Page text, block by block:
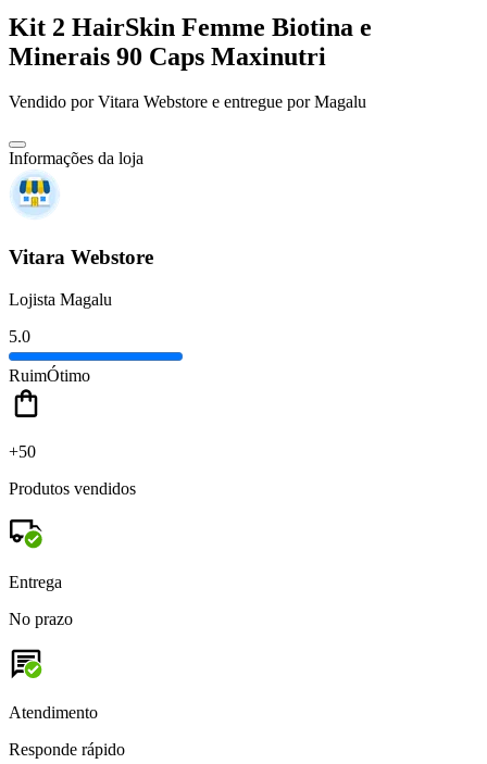
Kit 2 HairSkin Femme Biotina e
Minerais 90 Caps Maxinutri
Vendido porVitara Webstore e entregue por Magalu
Informações da loja
Vitara Webstore
Lojista Magalu
5.0
RuimÓtimo
+50
Produtos vendidos
Entrega
No prazo
Atendimento
Responde rápido